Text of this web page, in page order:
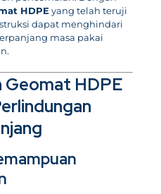
HDPE yang telah teruji
dapat menghindari
masa pakai
Geomat HDPE